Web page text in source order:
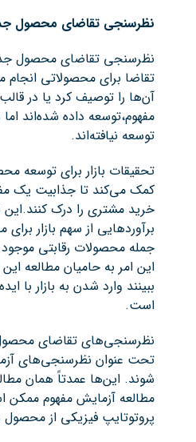
نظرسنجی‌ تقاضای محصول
نظرسنجی تقاضای محصول
تقاضا برای محصولاتی
آن‌ها را توصیف کرد یا در
مفهوم،توسعه داده شده‌اند
توسعه نیافته‌اند.
تحقیقات بازار برای توسعه
کمک می‌کند تا جذابیت یک
خرید مشتری را درک
برآوردهایی از سهم بازار برای
جمله محصولات رقابتی موجود
این امر به حامیان مطالعه
ببینند وارد شدن به بازار با
است.
نظرسنجی‌های تقاضای
تحت عنوان نظرسنجی‌های
شوند. این‌ها عمدتاً همان
مطالعه آزمایش مفهوم
پروتوتایپ فیزیکی از محصول